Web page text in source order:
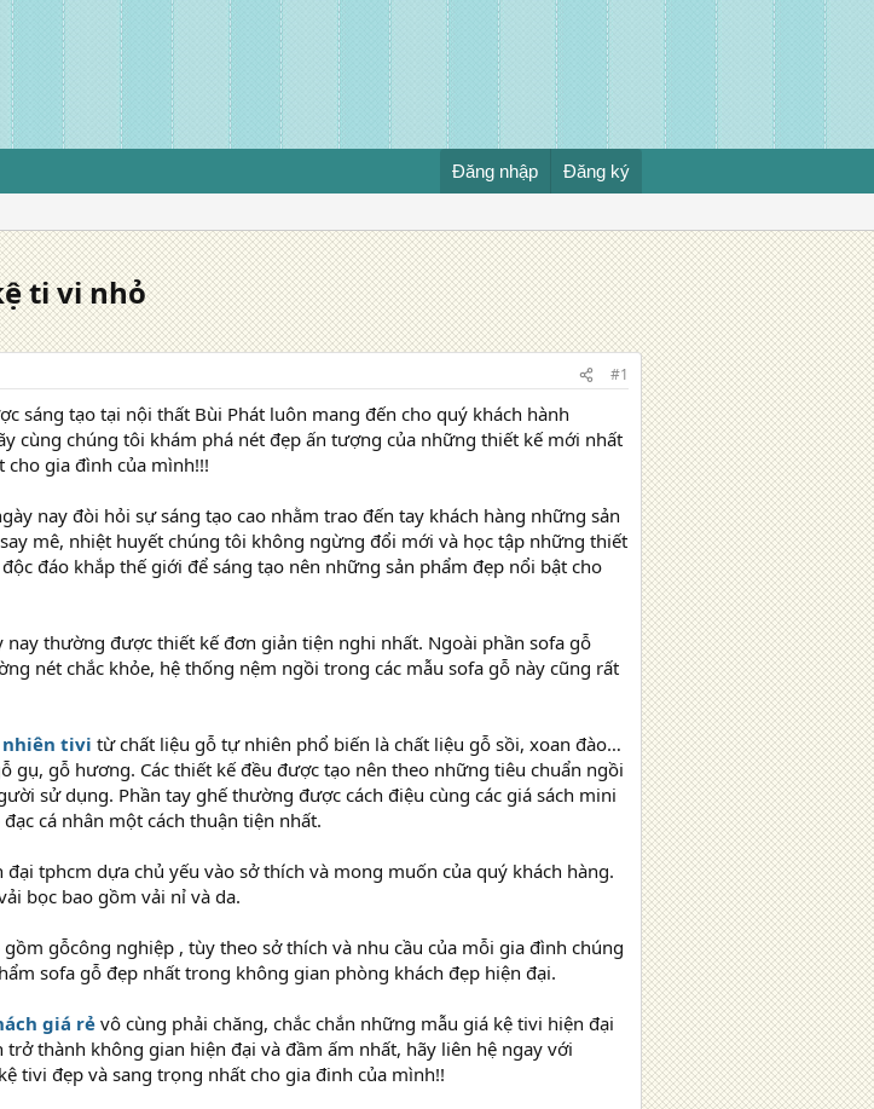
Đăng nhập Đăng ký
ti vi nhỏ
#1
sáng tạo tại nội thất Bùi Phát luôn mang đến cho quý khách hành
cùng chúng tôi khám phá nét đẹp ấn tượng của những thiết kế mới nhất
gia đình của mình!!!
nay đòi hỏi sự sáng tạo cao nhằm trao đến tay khách hàng những sản
mê, nhiệt huyết chúng tôi không ngừng đổi mới và học tập những thiết
đáo khắp thế giới để sáng tạo nên những sản phẩm đẹp nổi bật cho
thường được thiết kế đơn giản tiện nghi nhất. Ngoài phần sofa gỗ
nét chắc khỏe, hệ thống nệm ngồi trong các mẫu sofa gỗ này cũng rất
tivi từ chất liệu gỗ tự nhiên phổ biến là chất liệu gỗ sồi, xoan đào…
gụ, gỗ hương. Các thiết kế đều được tạo nên theo những tiêu chuẩn ngồi
sử dụng. Phần tay ghế thường được cách điệu cùng các giá sách mini
cá nhân một cách thuận tiện nhất.
tphcm dựa chủ yếu vào sở thích và mong muốn của quý khách hàng.
bọc bao gồm vải nỉ và da.
gỗcông nghiệp , tùy theo sở thích và nhu cầu của mỗi gia đình chúng
sofa gỗ đẹp nhất trong không gian phòng khách đẹp hiện đại.
giá rẻ vô cùng phải chăng, chắc chắn những mẫu giá kệ tivi hiện đại
trở thành không gian hiện đại và đầm ấm nhất, hãy liên hệ ngay với
tivi đẹp và sang trọng nhất cho gia đinh của mình!!